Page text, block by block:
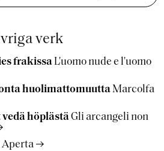
verk
frakissa L'uomo nude e l'uomo
huolimattomuuttaMarcolfa
höplästäGli arcangeli non
Aperta